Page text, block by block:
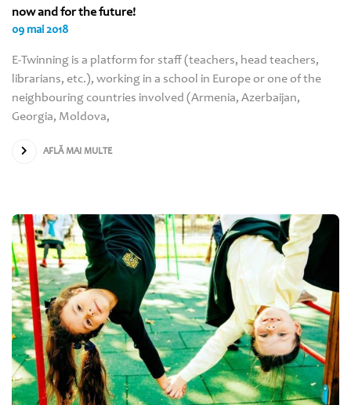
now and for the future!
09 mai 2018
E-Twinning is a platform for staff (teachers, head teachers,
librarians, etc.), working in a school in Europe or one of the
neighbouring countries involved (Armenia, Azerbaijan,
Georgia, Moldova,
AFLĂ MAI MULTE